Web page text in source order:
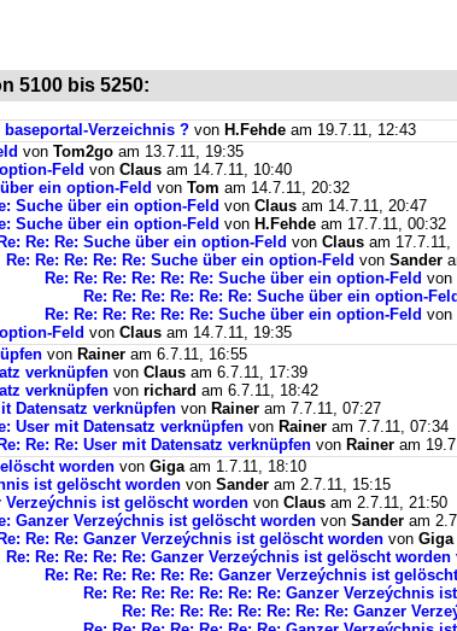
5100 bis 5250:
Verzeichnis ? von H.Fehde am 19.7.11, 12:43
von Tom2go am 13.7.11, 19:35
Feld von Claus am 14.7.11, 10:40
ein option-Feld von Tom am 14.7.11, 20:32
Suche über ein option-Feld von Claus am 14.7.11, 20:47
Suche über ein option-Feld von H.Fehde am 17.7.11, 00:32
Re: Re: Suche über ein option-Feld von Claus am 17.7.11,
Re: Re: Re: Re: Re: Suche über ein option-Feld von Sander
Re: Re: Re: Re: Re: Re: Suche über ein option-Feld von
Re: Re: Re: Re: Re: Re: Suche über ein option-Feld
Re: Re: Re: Re: Re: Re: Suche über ein option-Feld von
Feld von Claus am 14.7.11, 19:35
von Rainer am 6.7.11, 16:55
verknüpfen von Claus am 6.7.11, 17:39
verknüpfen von richard am 6.7.11, 18:42
Datensatz verknüpfen von Rainer am 7.7.11, 07:27
User mit Datensatz verknüpfen von Rainer am 7.7.11, 07:34
Re: Re: User mit Datensatz verknüpfen von Rainer am
worden von Gigaam 1.7.11, 18:10
ist gelöscht worden von Sander am 2.7.11, 15:15
Verzeýchnis ist gelöscht worden von Claus am 2.7.11, 21:50
Ganzer Verzeýchnis ist gelöscht worden von Sander am
Re: Re: Ganzer Verzeýchnis ist gelöscht worden von Giga
Re: Re: Re: Re: Re: Ganzer Verzeýchnis ist gelöscht worden
Re: Re: Re: Re: Re: Re: Ganzer Verzeýchnis ist
Re: Re: Re: Re: Re: Re: Re: Ganzer Verzeýchnis
Re: Re: Re: Re: Re: Re: Re: Re: Ganzer